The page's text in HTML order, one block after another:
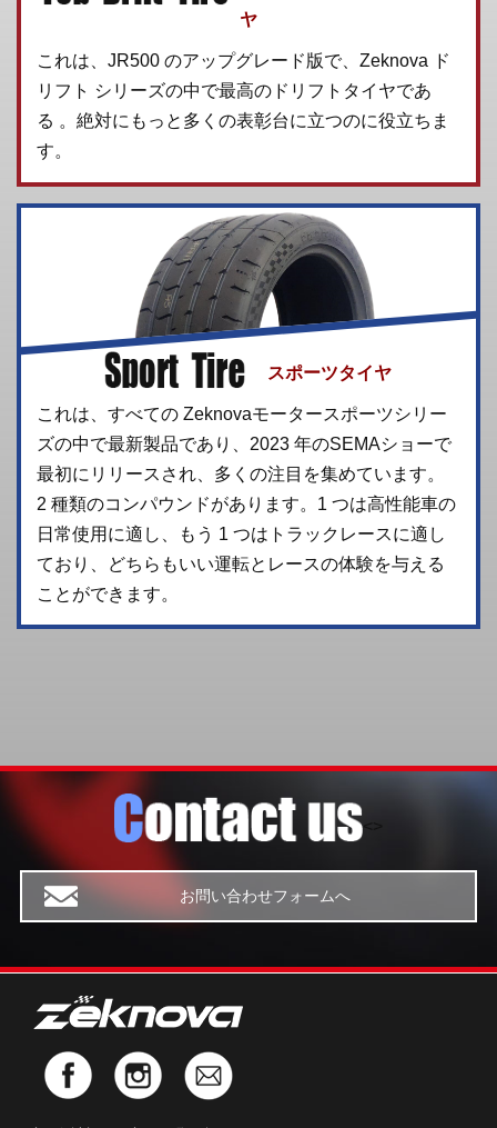
ヤ
これは、JR500 のアップグレード版で、Zeknova ド
リフト シリーズの中で最高のドリフトタイヤであ
る 。絶対にもっと多くの表彰台に立つのに役立ちま
す。
スポーツタイヤ
これは、すべての Zeknovaモータースポーツシリー
ズの中で最新製品であり、2023 年のSEMAショーで
最初にリリースされ、多くの注目を集めています。
2 種類のコンパウンドがあります。1 つは高性能車の
日常使用に適し、もう 1 つはトラックレースに適し
ており、どちらもいい運転とレースの体験を与える
ことができます。
<>
お問い合わせフォームへ